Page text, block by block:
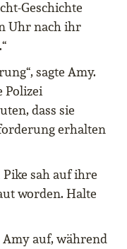
Geschichte
Uhr nach ihr
sagte Amy.
Polizei
dass sie
erhalten
Pike sah auf ihre
worden. Halte
auf, während